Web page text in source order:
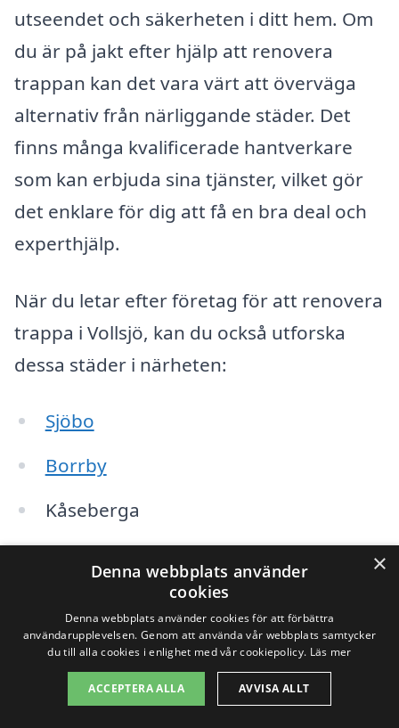
utseendet och säkerheten i ditt hem. Om
du är på jakt efter hjälp att renovera
trappan kan det vara värt att överväga
alternativ från närliggande städer. Det
finns många kvalificerade hantverkare
som kan erbjuda sina tjänster, vilket gör
det enklare för dig att få en bra deal och
experthjälp.
När du letar efter företag för att renovera
trappa i Vollsjö, kan du också utforska
dessa städer i närheten:
Sjöbo
Borrby
Kåseberga
Röstånga
Brösarp
×
Denna webbplats använder
cookies
Denna webbplats använder cookies för att förbättra
användarupplevelsen. Genom att använda vår webbplats samtycker
du till alla cookies i enlighet med vår cookiepolicy. Läs mer
ACCEPTERA ALLA AVVISA ALLT